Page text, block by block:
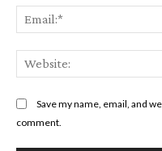
Save my name, email, and
comment.